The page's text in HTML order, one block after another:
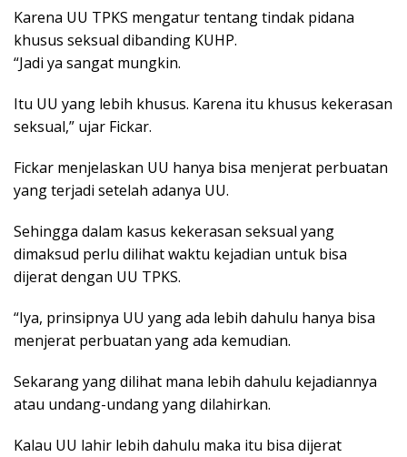
Karena UU TPKS mengatur tentang tindak pidana
khusus seksual dibanding KUHP.
“Jadi ya sangat mungkin.
Itu UU yang lebih khusus. Karena itu khusus kekerasan
seksual,” ujar Fickar.
Fickar menjelaskan UU hanya bisa menjerat perbuatan
yang terjadi setelah adanya UU.
Sehingga dalam kasus kekerasan seksual yang
dimaksud perlu dilihat waktu kejadian untuk bisa
dijerat dengan UU TPKS.
“Iya, prinsipnya UU yang ada lebih dahulu hanya bisa
menjerat perbuatan yang ada kemudian.
Sekarang yang dilihat mana lebih dahulu kejadiannya
atau undang-undang yang dilahirkan.
Kalau UU lahir lebih dahulu maka itu bisa dijerat